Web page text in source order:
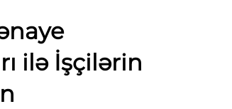
ilə İşçilərin